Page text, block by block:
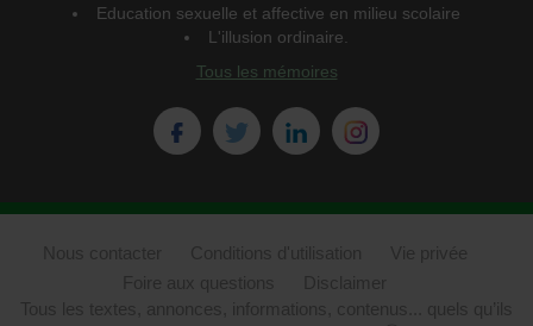
Education sexuelle et affective en milieu scolaire
L'illusion ordinaire.
Tous les mémoires